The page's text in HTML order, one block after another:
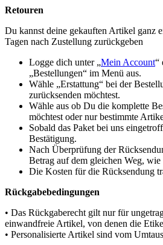
Retouren
Du kannst deine gekauften Artikel ganz
Tagen nach Zustellung zurückgeben
Logge dich unter „Mein Account“
„Bestellungen“ im Menü aus.
Wähle „Erstattung“ bei der
zurücksenden möchtest.
Wähle aus ob Du die komplette
möchtest oder nur bestimmte
Sobald das Paket bei uns
Bestätigung.
Nach Überprüfung der
Betrag auf dem gleichen Weg, wie
Die Kosten für die Rücksendung
Rückgabebedingungen
• Das Rückgaberecht gilt nur für
einwandfreie Artikel, von denen die
• Personalisierte Artikel sind vom